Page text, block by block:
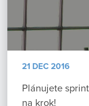
21 DEC 2016
Plánujete
na krok!